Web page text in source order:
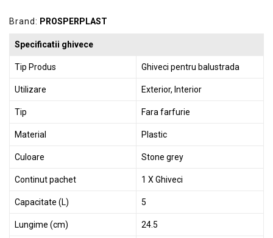
Brand: PROSPERPLAST
Specificatii ghivece
Tip Produs Ghiveci pentru balustrada
Utilizare Exterior, Interior
Tip Fara farfurie
Material Plastic
Culoare Stone grey
Continut pachet 1 X Ghiveci
Capacitate (L) 5
Lungime (cm) 24.5